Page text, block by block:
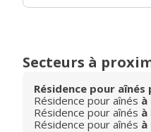
Secteurs à
Résidence pour
Résidence pour aînés à
Résidence pour aînés à
Résidence pour aînés à